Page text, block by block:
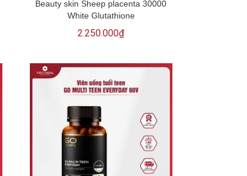
Beauty skin Sheep placenta 30000
White Glutathione
2.250.000₫